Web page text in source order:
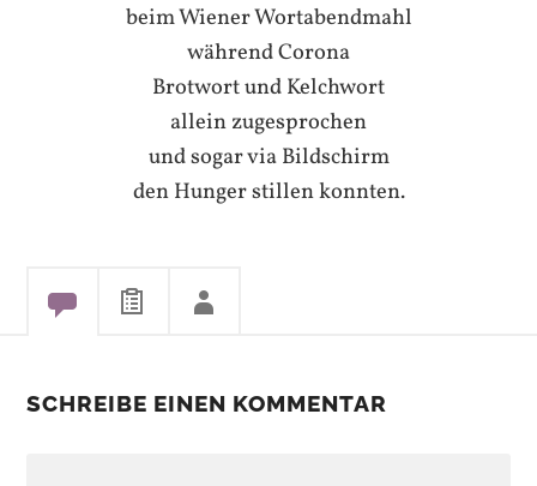
beim Wiener Wortabendmahl
während Corona
Brotwort und Kelchwort
allein zugesprochen
und sogar via Bildschirm
den Hunger stillen konnten.
SCHREIBE EINEN KOMMENTAR